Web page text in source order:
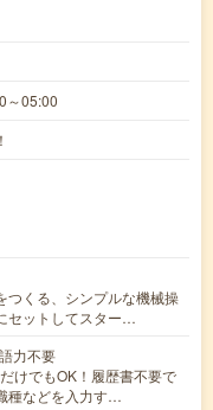
～05:00
つくる、シンプルな機械操
セットしてスター…
力不要
けでもOK！履歴書不要で
種などを入力す…